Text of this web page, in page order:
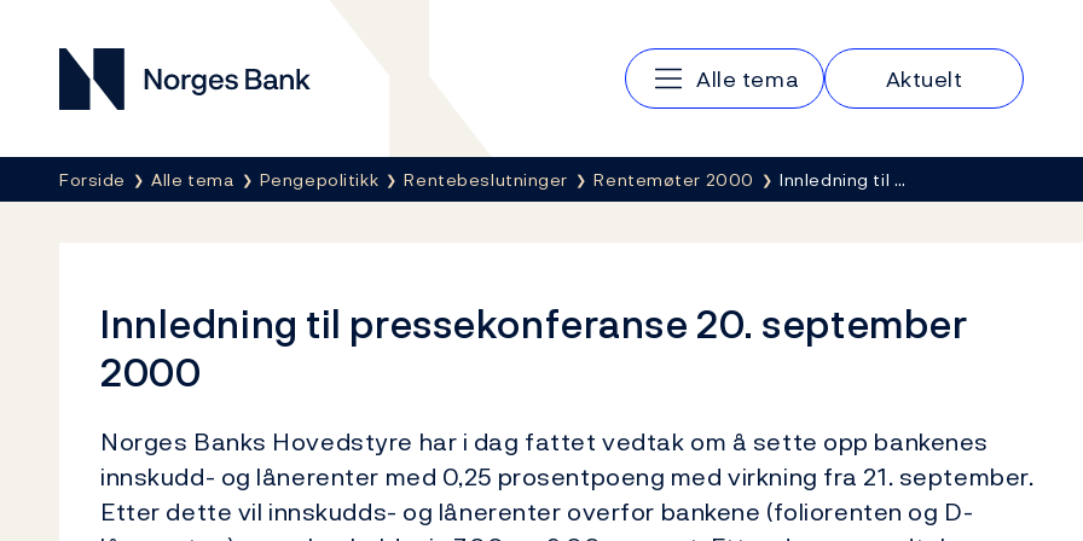
Norges Bank
Hovedmeny
Alle tema Aktuelt
Her er du nå:
Forside Alle tema Pengepolitikk Rentebeslutninger Rentemøter 2000 Innledning til …
Innledning til pressekonferanse 20. september
2000
Norges Banks Hovedstyre har i dag fattet vedtak om å sette opp bankenes
innskudd- og lånerenter med 0,25 prosentpoeng med virkning fra 21. september.
Etter dette vil innskudds- og lånerenter overfor bankene (foliorenten og D-